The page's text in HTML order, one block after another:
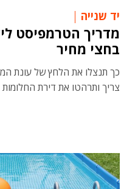
יד שנייה
בחצי מחיר
כך תנצלו את הלחץ של עונת
צריך ותרהטו את דירת